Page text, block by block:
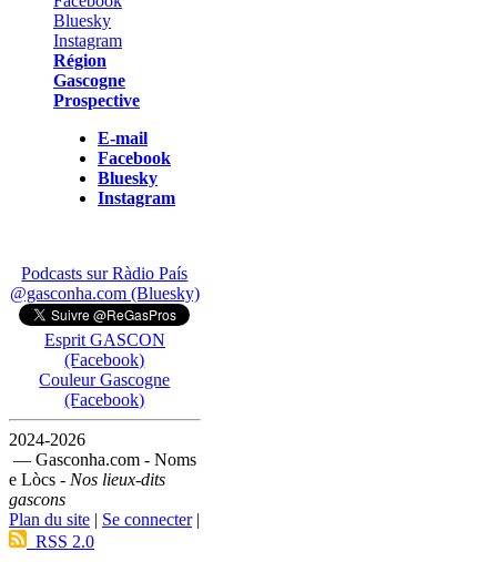
Région
Gascogne
Prospective
E-mail
Facebook
Bluesky
Instagram
Podcasts sur Ràdio País
@gasconha.com (Bluesky)
Esprit GASCON
(Facebook)
Couleur Gascogne
(Facebook)
2024-2026
— Gasconha.com - Noms
e Lòcs - Nos lieux-dits
gascons
Plan du site | Se connecter|
RSS 2.0